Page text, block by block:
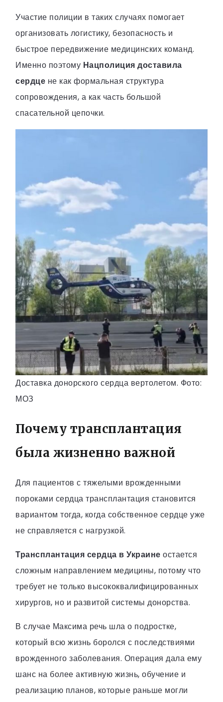
Участие полиции в таких случаях помогает
организовать логистику, безопасность и
быстрое передвижение медицинских команд.
Именно поэтому Нацполиция доставила
сердце не как формальная структура
сопровождения, а как часть большой
спасательной цепочки.
Доставка донорского сердца вертолетом. Фото:
МОЗ
Почему трансплантация
была жизненно важной
Для пациентов с тяжелыми врожденными
пороками сердца трансплантация становится
вариантом тогда, когда собственное сердце уже
не справляется с нагрузкой.
Трансплантация сердца в Украине остается
сложным направлением медицины, потому что
требует не только высококвалифицированных
хирургов, но и развитой системы донорства.
В случае Максима речь шла о подростке,
который всю жизнь боролся с последствиями
врожденного заболевания. Операция дала ему
шанс на более активную жизнь, обучение и
реализацию планов, которые раньше могли